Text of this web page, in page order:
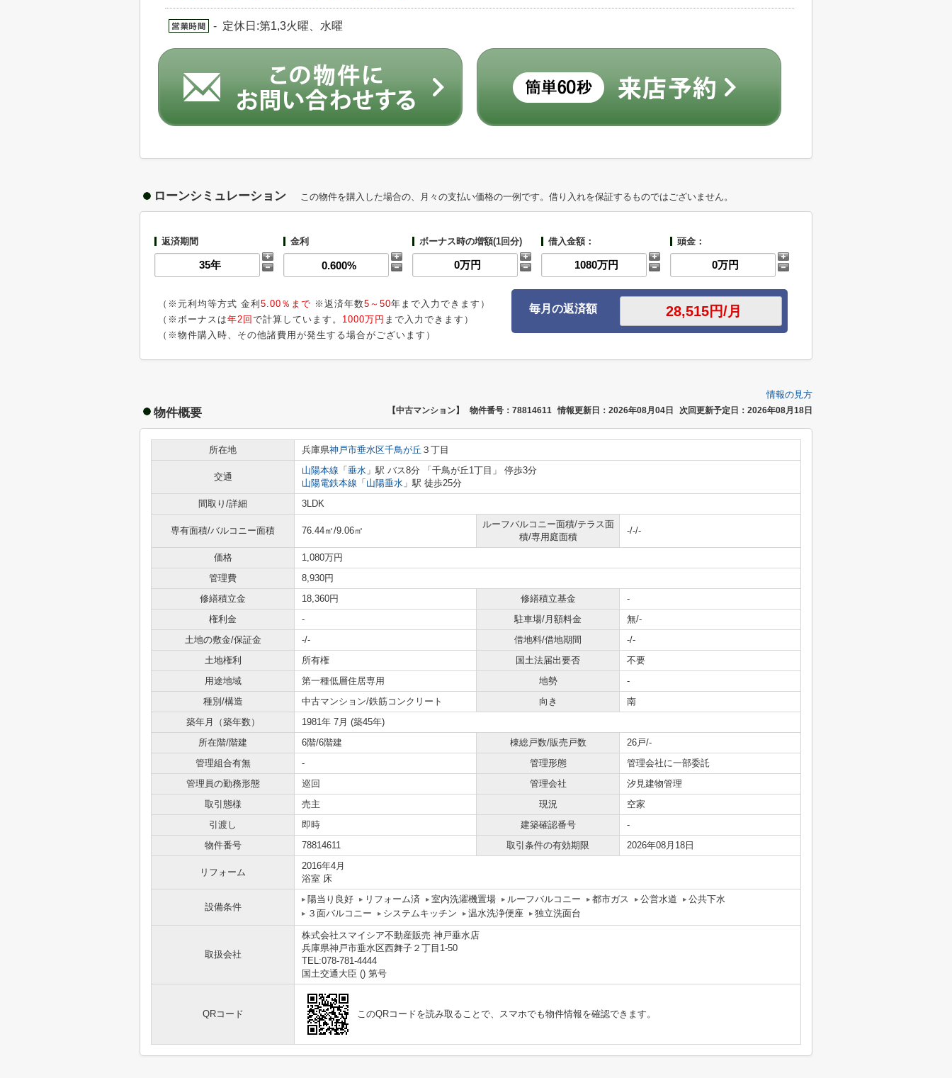
- 定休日:第1,3火曜、水曜
ローンシミュレーション この物件を購入した場合の、月々の支払い価格の一例です。借り入れを保証するものではございません。
返済期間 金利 ボーナス時の増額(1回分) 借入金額： 頭金：
（※元利均等方式 金利 5.00％まで ※返済年数5～50年まで入力できます）
（※ボーナスは年2回 で計算しています。 1000万円 まで入力できます）
（※物件購入時、その他諸費用が発生する場合がございます）
毎月の返済額
情報の見方
物件概要 【中古マンション】 物件番号：78814611 情報更新日：2026年08月04日 次回更新予定日：2026年08月18日
所在地 兵庫県神戸市垂水区千鳥が丘 ３丁目
交通
山陽本線 「 垂水 」駅 バス8分 「千鳥が丘1丁目」 停歩3分
山陽電鉄本線 「 山陽垂水 」駅 徒歩25分
間取り/詳細
3LDK
専有面積/バルコニー面積 76.44㎡/9.06㎡
ルーフバルコニー面積/テラス面
積/専用庭面積
-/-/-
価格
1,080万円
管理費
8,930円
修繕積立金
18,360円 修繕積立基金
-
権利金
- 駐車場/月額料金
無/-
土地の敷金/保証金
-/- 借地料/借地期間
-/-
土地権利
所有権 国土法届出要否
不要
用途地域
第一種低層住居専用 地勢
-
種別/構造
中古マンション/鉄筋コンクリート 向き
南
築年月（築年数）
1981年 7月 (築45年)
所在階/階建
6階/6階建 棟総戸数/販売戸数
26戸/-
管理組合有無
- 管理形態
管理会社に一部委託
管理員の勤務形態
巡回 管理会社
汐見建物管理
取引態様
売主 現況
空家
引渡し
即時 建築確認番号
-
物件番号
78814611 取引条件の有効期限 2026年08月18日
リフォーム
2016年4月
浴室 床
設備条件
陽当り良好 リフォーム済 室内洗濯機置場 ルーフバルコニー 都市ガス 公営水道
公共下水
３面バルコニー
システムキッチン 温水洗浄便座 独立洗面台
取扱会社
株式会社スマイシア不動産販売 神戸垂水店
兵庫県神戸市垂水区西舞子２丁目1-50
TEL:078-781-4444
国土交通大臣 () 第号
QRコード このQRコードを読み取ることで、スマホでも物件情報を確認できます。